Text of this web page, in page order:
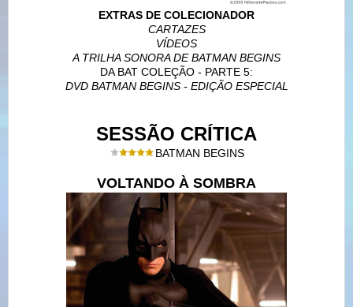
EXTRAS DE COLECIONADOR
CARTAZES
VÍDEOS
A TRILHA SONORA DE BATMAN BEGINS
DA BAT COLEÇÃO - PARTE 5:
DVD BATMAN BEGINS - EDIÇÃO ESPECIAL
SESSÃO CRÍTICA
BATMAN BEGINS
VOLTANDO À SOMBRA